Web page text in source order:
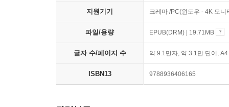
지원기기 크레마 /PC(윈도우 - 4K 모
파일/용량 EPUB(DRM) | 19.71MB
글자 수/페이지 수 약 9.1만자, 약 3.1만 단어,
ISBN13 9788936406165